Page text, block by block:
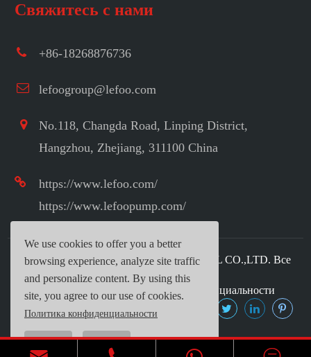
Свяжитесь с нами
+86-18268876736
lefoogroup@lefoo.com
No.118, Changda Road, Linping District,
Hangzhou, Zhejiang, 311100 China
https://www.lefoo.com/
https://www.lefoopump.com/
Авторское право ©LEFOO INDUSTRIAL CO.,LTD. Все
права защищены.
Карта сайта
Политика конфиденциальности
We use cookies to offer you a better
browsing experience, analyze site traffic
and personalize content. By using this
site, you agree to our use of cookies.
Политика конфиденциальности
Reject Accept